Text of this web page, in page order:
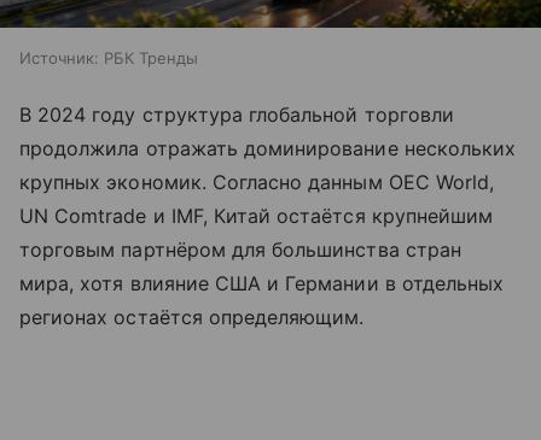
Источник: РБК Тренды
В 2024 году структура глобальной торговли
продолжила отражать доминирование нескольких
крупных экономик. Согласно данным OEC World,
UN Comtrade и IMF, Китай остаётся крупнейшим
торговым партнёром для большинства стран
мира, хотя влияние США и Германии в отдельных
регионах остаётся определяющим.